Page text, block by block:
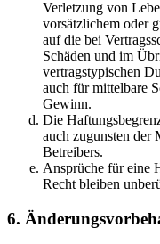
Verletzung von
vorsätzlichem oder
auf die bei
Schäden und im
vertragstypischen
auch für mittelbare
Gewinn.
Die
auch zugunsten der
Betreibers.
Ansprüche für eine
Recht bleiben
6.